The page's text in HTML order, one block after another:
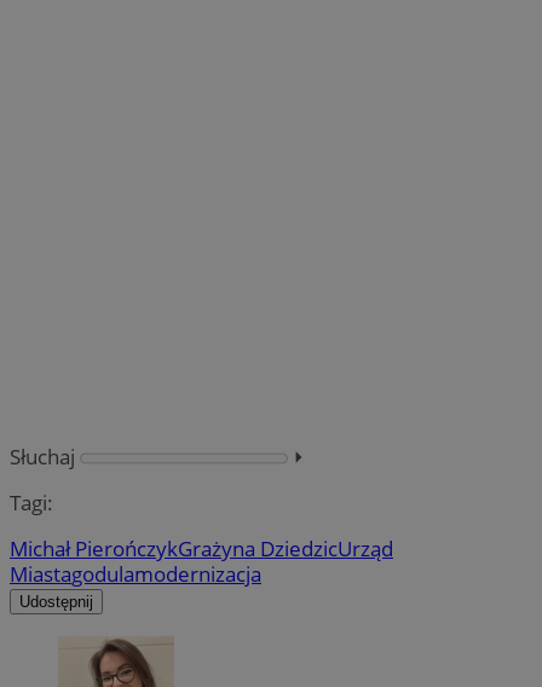
Słuchaj
⏵︎
Tagi:
Michał PierończykGrażyna DziedzicUrząd
Miastagodulamodernizacja
Udostępnij